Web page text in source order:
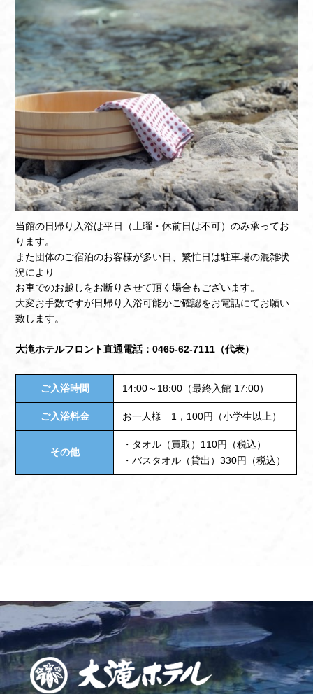
当館の日帰り入浴は平日（土曜・休前日は不可）のみ承ってお
ります。
また団体のご宿泊のお客様が多い日、繁忙日は駐車場の混雑状
況により
お車でのお越しをお断りさせて頂く場合もございます。
大変お手数ですが日帰り入浴可能かご確認をお電話にてお願い
致します。
大滝ホテルフロント直通電話：0465-62-7111（代表）
ご入浴時間 14:00～18:00（最終入館 17:00）
ご入浴料金 お一人様 1，100円（小学生以上）
その他
・タオル（買取）110円（税込）
・バスタオル（貸出）330円（税込）